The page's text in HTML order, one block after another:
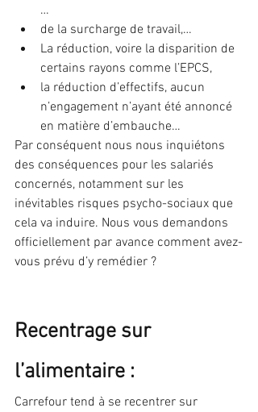
…
de la surcharge de travail,…
La réduction, voire la disparition de
certains rayons comme l’EPCS,
la réduction d’effectifs, aucun
n’engagement n’ayant été annoncé
en matière d’embauche…
Par conséquent nous nous inquiétons
des conséquences pour les salariés
concernés, notamment sur les
inévitables risques psycho-sociaux que
cela va induire. Nous vous demandons
officiellement par avance comment avez-
vous prévu d’y remédier ?
Recentrage sur
l’alimentaire :
Carrefour tend à se recentrer sur